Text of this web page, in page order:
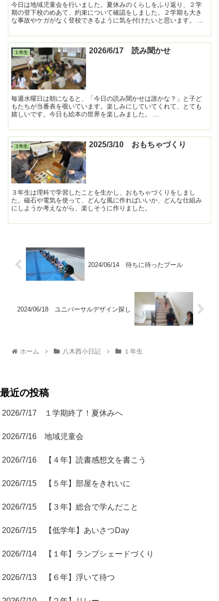
今日は地域児童会を行いました。夏休みのくらしをふり返り、２学
期の登下校のめあて、約束について確認をしました。２学期も大き
１年生 2026/6/17 読み聞かせ
毎週水曜日は朝になると、「今日の読み聞かせは誰かな？」と子ど
もたちが当番表を覗いています。楽しみにしていてくれて、とても
３年生 2025/3/10 おもちゃづくり
３年生は理科で学習したことを生かし、おもちゃづくりをしまし
た。磁石や電気を使って、どんな風に作ればいいか、どんな仕組み
にしようか考えながら、楽しそうに作りました。
2024/06/14 待ちに待ったプール
2024/06/18 ユニバーサルデザイン探し
ホーム 八木西小日記 １年生
最近の投稿
2026/7/17 １学期終了！夏休みへ
2026/7/16 地域児童会
2026/7/16 【４年】読書感想文を書こう
2026/7/15 【５年】部屋をきれいに
2026/7/15 【３年】総合で学んだこと
2026/7/15 【低学年】あいさつDay
2026/7/14 【１年】ランプシェードづくり
2026/7/13 【６年】浮いて待つ